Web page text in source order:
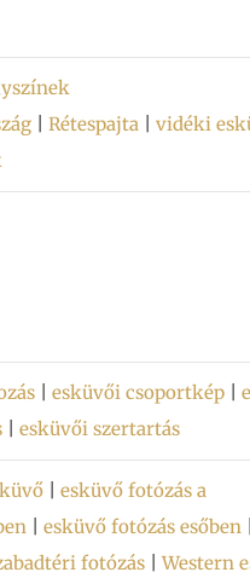
Rétespajta
vidéki
esküvői csoportkép
esküvői szertartás
esküvő fotózás a
esküvő fotózás esőben
fotózás |Western